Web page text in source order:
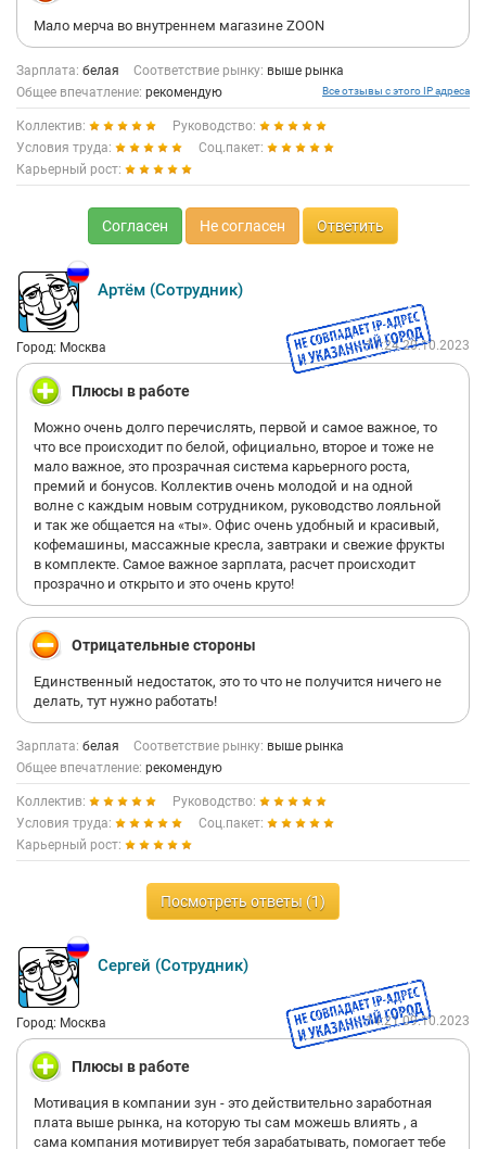
Мало мерча во внутреннем магазине ZOON
Зарплата: белая Соответствие рынку: выше рынка
Общее впечатление: рекомендую Все отзывы с этого IP адреса
Коллектив:
Руководство:
Условия труда:
Соц.пакет:
Карьерный рост:
Согласен Не согласен Ответить
Артём (Сотрудник)
Город: Москва 11:24 20.10.2023
Плюсы в работе
Можно очень долго перечислять, первой и самое важное, то
что все происходит по белой, официально, второе и тоже не
мало важное, это прозрачная система карьерного роста,
премий и бонусов. Коллектив очень молодой и на одной
волне с каждым новым сотрудником, руководство лояльной
и так же общается на «ты». Офис очень удобный и красивый,
кофемашины, массажные кресла, завтраки и свежие фрукты
в комплекте. Самое важное зарплата, расчет происходит
прозрачно и открыто и это очень круто!
Отрицательные стороны
Единственный недостаток, это то что не получится ничего не
делать, тут нужно работать!
Зарплата: белая Соответствие рынку: выше рынка
Общее впечатление: рекомендую
Коллектив:
Руководство:
Условия труда:
Соц.пакет:
Карьерный рост:
Посмотреть ответы (1)
Сергей (Сотрудник)
Город: Москва 14:21 09.10.2023
Плюсы в работе
Мотивация в компании зун - это действительно заработная
плата выше рынка, на которую ты сам можешь влиять , а
сама компания мотивирует тебя зарабатывать, помогает тебе